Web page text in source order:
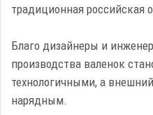
традиционная российская
Благо дизайнеры и
производства валенок
технологичными, а
нарядным.